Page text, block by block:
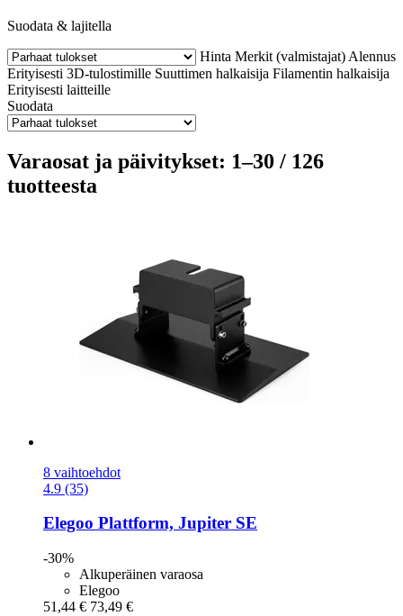
Suodata & lajitella
Hinta Merkit (valmistajat) Alennus
Erityisesti 3D-tulostimille Suuttimen halkaisija Filamentin halkaisija
Erityisesti laitteille
Suodata
Varaosat ja päivitykset: 1–30 / 126
tuotteesta
8 vaihtoehdot
4.9 (35)
Elegoo Plattform, Jupiter SE
-30%
Alkuperäinen varaosa
Elegoo
51,44 € 73,49 €